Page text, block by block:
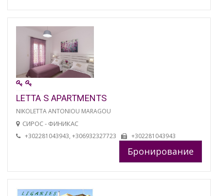
LETTA S APARTMENTS
NIKOLETTA ANTONIOU MARAGOU
СИРОС - ФИНИКАС
+302281043943, +306932327723 +302281043943
Бронирование